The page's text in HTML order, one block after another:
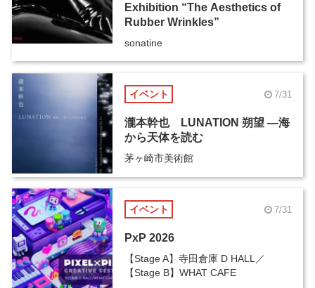
Exhibition “The Aesthetics of
Rubber Wrinkles”
sonatine
イベント 7/31
瀧本幹也 LUNATION 朔望 ―海
から天体を読む
茅ヶ崎市美術館
イベント 7/31
PxP 2026
【Stage A】寺田倉庫 D HALL／
【Stage B】WHAT CAFE